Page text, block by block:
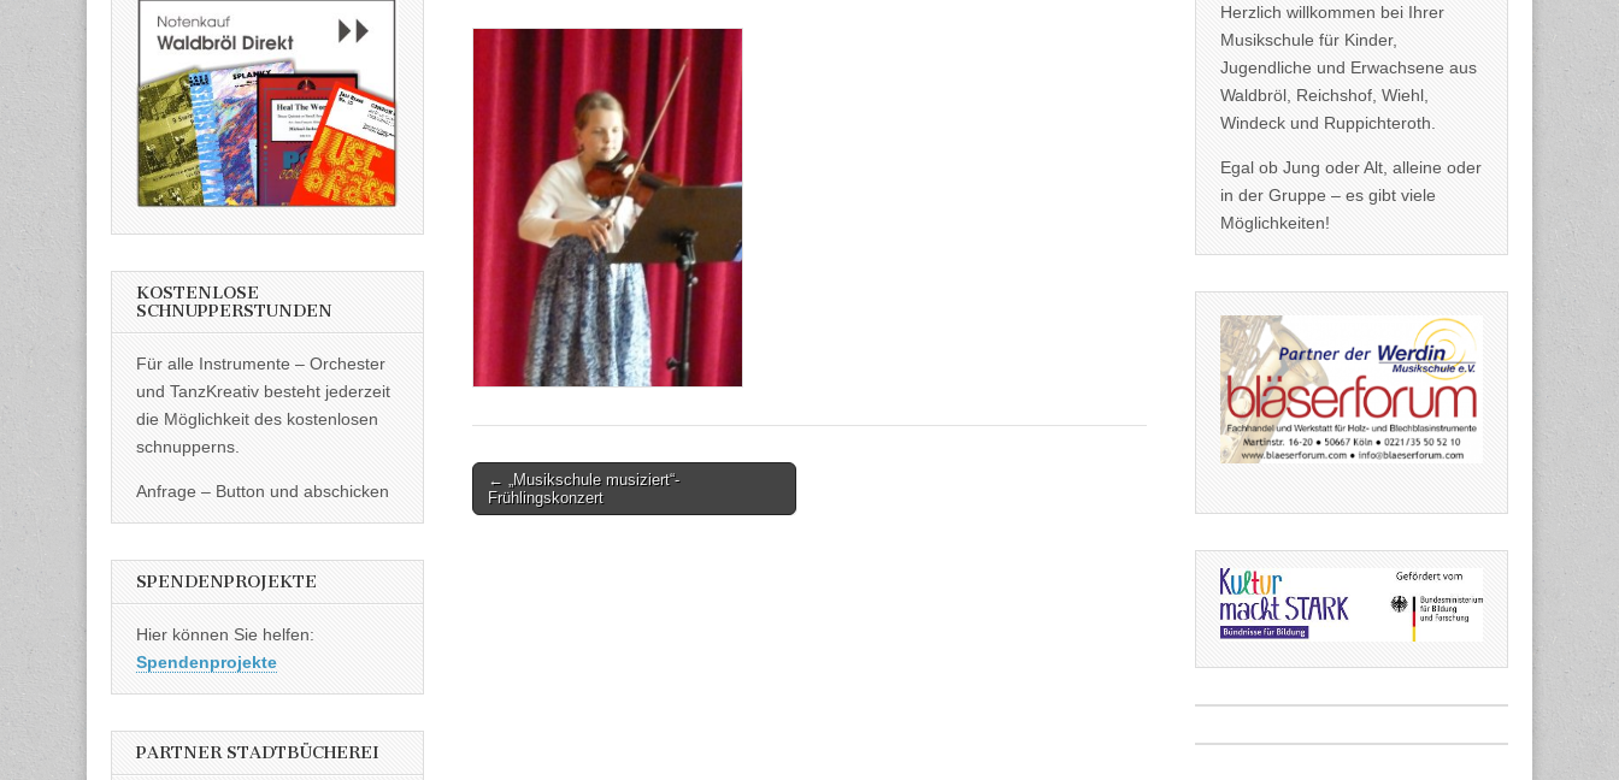
Post
navigation
← „Musikschule musiziert“-
Frühlingskonzert
KOSTENLOSE
SCHNUPPERSTUNDEN
Für alle Instrumente – Orchester
und TanzKreativ besteht jederzeit
die Möglichkeit des kostenlosen
schnupperns.
Anfrage – Button und abschicken
SPENDENPROJEKTE
Hier können Sie helfen:
Spendenprojekte
PARTNER STADTBÜCHEREI
Herzlich willkommen bei Ihrer
Musikschule für Kinder,
Jugendliche und Erwachsene aus
Waldbröl, Reichshof, Wiehl,
Windeck und Ruppichteroth.
Egal ob Jung oder Alt, alleine oder
in der Gruppe – es gibt viele
Möglichkeiten!